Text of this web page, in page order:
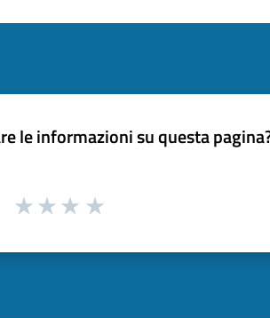
le informazioni su questa